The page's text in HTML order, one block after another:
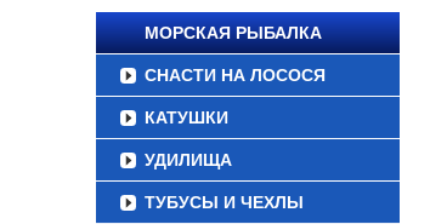
МОРСКАЯ РЫБАЛКА
СНАСТИ НА ЛОСОСЯ
КАТУШКИ
УДИЛИЩА
ТУБУСЫ И ЧЕХЛЫ